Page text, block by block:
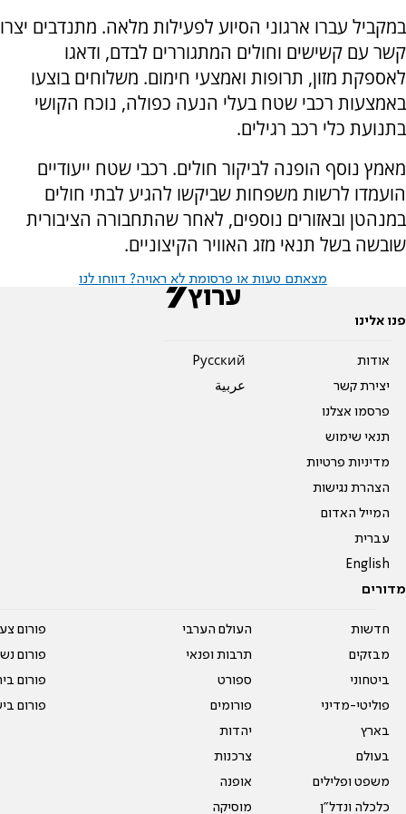
במקביל עברו ארגוני הסיוע לפעילות מלאה. מתנדבים יצרו
קשר עם קשישים וחולים המתגוררים לבדם, ודאגו
לאספקת מזון, תרופות ואמצעי חימום. משלוחים בוצעו
באמצעות רכבי שטח בעלי הנעה כפולה, נוכח הקושי
בתנועת כלי רכב רגילים.
מאמץ נוסף הופנה לביקור חולים. רכבי שטח ייעודיים
הועמדו לרשות משפחות שביקשו להגיע לבתי חולים
במנהטן ובאזורים נוספים, לאחר שהתחבורה הציבורית
שובשה בשל תנאי מזג האוויר הקיצוניים.
מצאתם טעות או פרסומת לא ראויה? דווחו לנו
פנו אלינו
אודות
יצירת קשר
פרסמו אצלנו
תנאי שימוש
מדיניות פרטיות
הצהרת נגישות
המייל האדום
עברית
English
Pусский
عربية
מדורים
חדשות
מבזקים
ביטחוני
פוליטי-מדיני
בארץ
בעולם
משפט ופלילים
כלכלה ונדל"ן
העולם הערבי
תרבות ופנאי
ספורט
פורומים
יהדות
צרכנות
אופנה
מוסיקה
פורום
פורום
פורום
פורום